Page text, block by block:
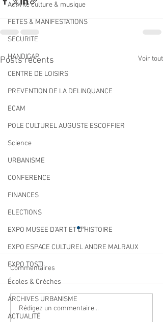
Activité culture & musique
FETES & MANIFESTATIONS
SECURITE
HANDICAP
CENTRE DE LOISIRS
PREVENTION DE LA DELINQUANCE
ECAM
POLE CULTUREL AUGUSTE ESCOFFIER
Science
URBANISME
CONFERENCE
FINANCES
ELECTIONS
EXPO MUSEE D'ART ET D'HISTOIRE
EXPO ESPACE CULTUREL ANDRE MALRAUX
EXPO TOSTI
Écoles & Crèches
ARCHIVES URBANISME
ACTUALITÉ
Posts récents Voir tout
Qualité des eaux de
baignade : des résultats
Commentaires
Rédigez un commentaire...